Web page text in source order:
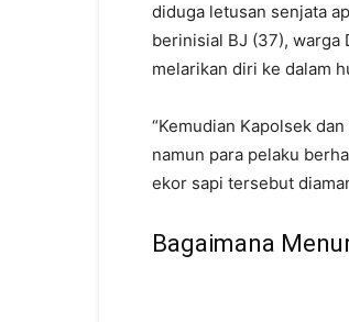
diduga letusan senjata
berinisial BJ (37), warga
melarikan diri ke dalam
“Kemudian Kapolsek
namun para pelaku
ekor sapi tersebut
Bagaimana